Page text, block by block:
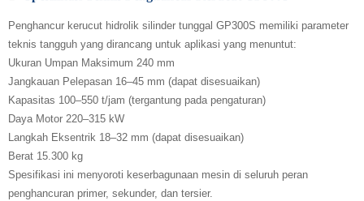
Penghancur kerucut hidrolik silinder tunggal GP300S memiliki parameter
teknis tangguh yang dirancang untuk aplikasi yang menuntut:
Ukuran Umpan Maksimum 240 mm
Jangkauan Pelepasan 16–45 mm (dapat disesuaikan)
Kapasitas 100–550 t/jam (tergantung pada pengaturan)
Daya Motor 220–315 kW
Langkah Eksentrik 18–32 mm (dapat disesuaikan)
Berat 15.300 kg
Spesifikasi ini menyoroti keserbagunaan mesin di seluruh peran
penghancuran primer, sekunder, dan tersier.